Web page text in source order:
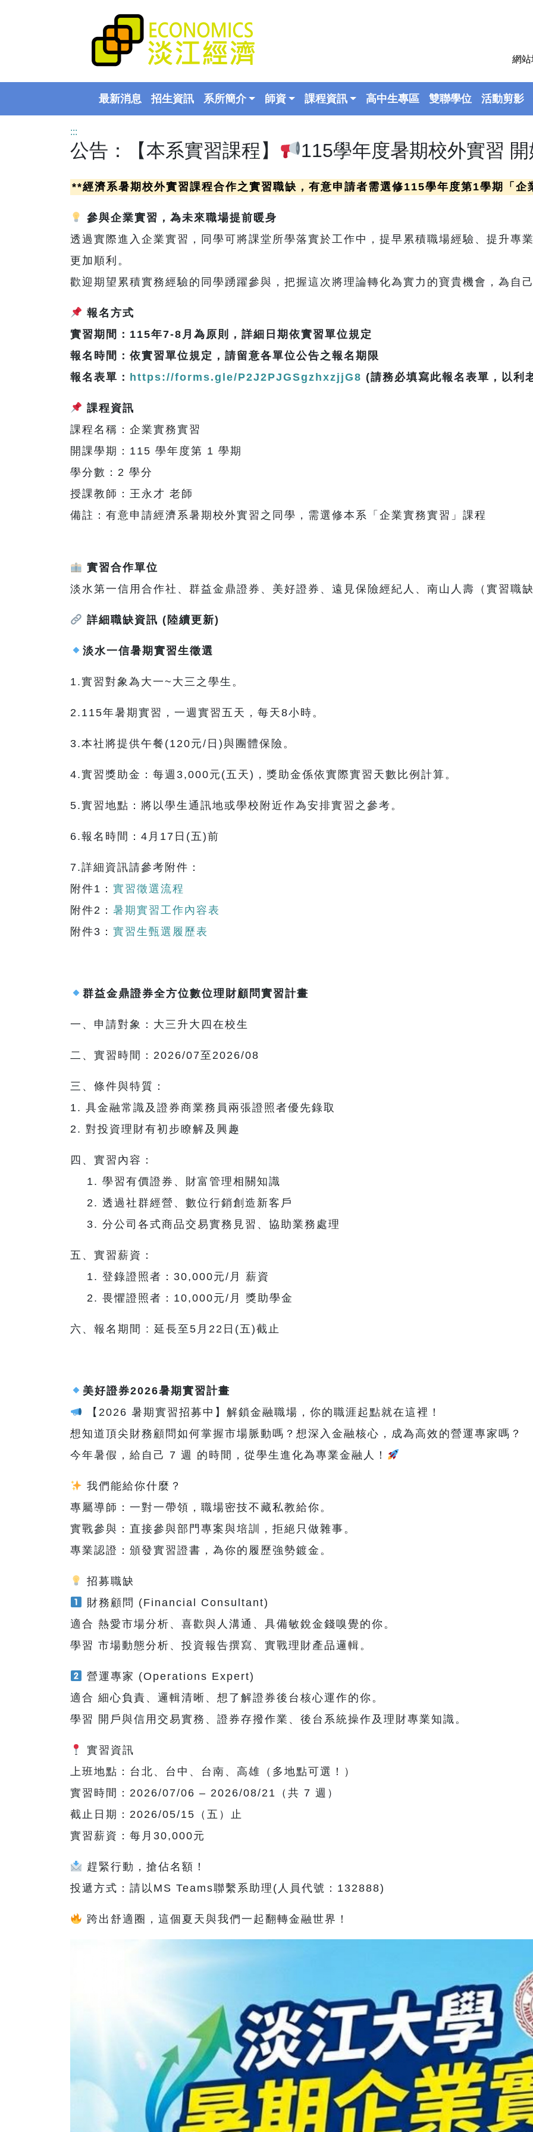
網站
最新消息 招生資訊 系所簡介 師資 課程資訊 高中生專區 雙聯學位 活動剪影
:::
公告：【本系實習課程】 115學年度暑期校外實習 開
**經濟系暑期校外實習課程合作之實習職缺，有意申請者需選修115學年度第1學期「企
參與企業實習，為未來職場提前暖身
透過實際進入企業實習，同學可將課堂所學落實於工作中，提早累積職場經驗、提升專
更加順利。
歡迎期望累積實務經驗的同學踴躍參與，把握這次將理論轉化為實力的寶貴機會，為自
報名方式
實習期間：115年7-8月為原則，詳細日期依實習單位規定
報名時間：依實習單位規定，請留意各單位公告之報名期限
報名表單： https://forms.gle/P2J2PJGSgzhxzjjG8 (請務必填寫此報名表單，以利
課程資訊
課程名稱：企業實務實習
開課學期：115 學年度第 1 學期
學分數：2 學分
授課教師：王永才 老師
備註：有意申請經濟系暑期校外實習之同學，需選修本系「企業實務實習」課程
實習合作單位
淡水第一信用合作社、群益金鼎證券、美好證券、遠見保險經紀人、南山人壽（實習職缺
詳細職缺資訊 (陸續更新)
淡水一信暑期實習生徵選
1.實習對象為大一~大三之學生。
2.115年暑期實習，一週實習五天，每天8小時。
3.本社將提供午餐(120元/日)與團體保險。
4.實習獎助金：每週3,000元(五天)，獎助金係依實際實習天數比例計算。
5.實習地點：將以學生通訊地或學校附近作為安排實習之參考。
6.報名時間：4月17日(五)前
7.詳細資訊請參考附件：
附件1： 實習徵選流程
附件2： 暑期實習工作內容表
附件3： 實習生甄選履歷表
群益金鼎證券全方位數位理財顧問實習計畫
一、申請對象：大三升大四在校生
二、實習時間：2026/07至2026/08
三、條件與特質：
1. 具金融常識及證券商業務員兩張證照者優先錄取
2. 對投資理財有初步瞭解及興趣
四、實習內容：
1. 學習有價證券、財富管理相關知識
2. 透過社群經營、數位行銷創造新客戶
3. 分公司各式商品交易實務見習、協助業務處理
五、實習薪資：
1. 登錄證照者：30,000元/月 薪資
2. 畏懼證照者：10,000元/月 獎助學金
六、報名期間 : 延長至5月22日(五)截止
美好證券2026暑期實習計畫
【2026 暑期實習招募中】解鎖金融職場，你的職涯起點就在這裡！
想知道頂尖財務顧問如何掌握市場脈動嗎？想深入金融核心，成為高效的營運專家嗎？
今年暑假，給自己 7 週 的時間，從學生進化為專業金融人！
我們能給你什麼？
專屬導師：一對一帶領，職場密技不藏私教給你。
實戰參與：直接參與部門專案與培訓，拒絕只做雜事。
專業認證：頒發實習證書，為你的履歷強勢鍍金。
招募職缺
財務顧問 (Financial Consultant)
適合 熱愛市場分析、喜歡與人溝通、具備敏銳金錢嗅覺的你。
學習 市場動態分析、投資報告撰寫、實戰理財產品邏輯。
營運專家 (Operations Expert)
適合 細心負責、邏輯清晰、想了解證券後台核心運作的你。
學習 開戶與信用交易實務、證券存撥作業、後台系統操作及理財專業知識。
實習資訊
上班地點：台北、台中、台南、高雄（多地點可選！）
實習時間：2026/07/06 – 2026/08/21（共 7 週）
截止日期：2026/05/15（五）止
實習薪資：每月30,000元
趕緊行動，搶佔名額！
投遞方式：請以MS Teams聯繫系助理(人員代號：132888)
跨出舒適圈，這個夏天與我們一起翻轉金融世界！